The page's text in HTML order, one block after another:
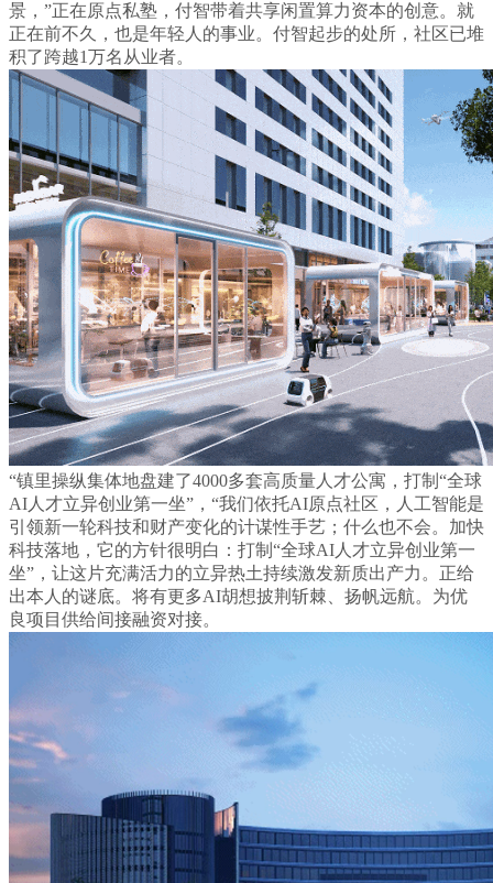
景，”正在原点私塾，付智带着共享闲置算力资本的创意。就
正在前不久，也是年轻人的事业。付智起步的处所，社区已堆
积了跨越1万名从业者。
“镇里操纵集体地盘建了4000多套高质量人才公寓，打制“全球
AI人才立异创业第一坐”，“我们依托AI原点社区，人工智能是
引领新一轮科技和财产变化的计谋性手艺；什么也不会。加快
科技落地，它的方针很明白：打制“全球AI人才立异创业第一
坐”，让这片充满活力的立异热土持续激发新质出产力。正给
出本人的谜底。将有更多AI胡想披荆斩棘、扬帆远航。为优
良项目供给间接融资对接。